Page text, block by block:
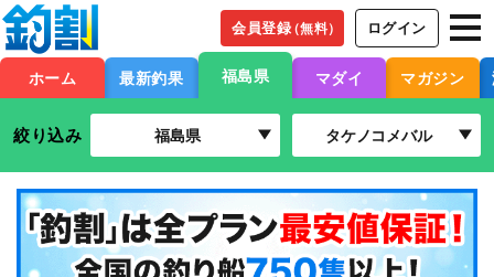
会員登録（無料） ログイン
ホーム 最新釣果 福島県 マダイ マガジン
絞り込み 福島県 タケノコメバル